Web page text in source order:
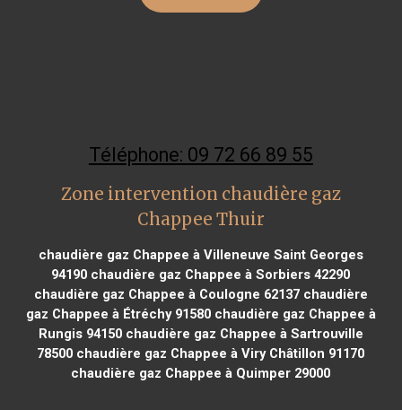
Téléphone: 09 72 66 89 55
Zone intervention chaudière gaz
Chappee Thuir
chaudière gaz Chappee à Villeneuve Saint Georges
94190 chaudière gaz Chappee à Sorbiers 42290
chaudière gaz Chappee à Coulogne 62137chaudière
gaz Chappee à Étréchy 91580chaudière gaz Chappee à
Rungis 94150chaudière gaz Chappee à Sartrouville
78500 chaudière gaz Chappee à Viry Châtillon 91170
chaudière gaz Chappee à Quimper 29000